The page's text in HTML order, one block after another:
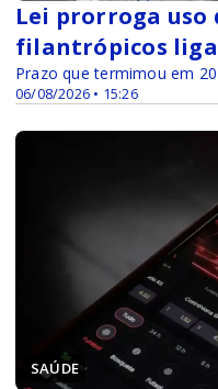
06/08/2026 • 15:26
Lei prorroga uso
filantrópicos
Prazo que termimou em
SAÚDE